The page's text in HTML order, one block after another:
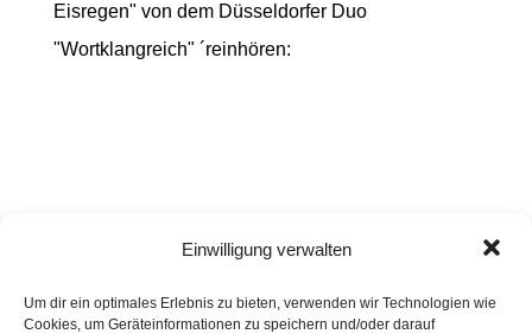
Einwilligung verwalten
Um dir ein optimales Erlebnis zu bieten, verwenden wir Technologien wie
Cookies, um Geräteinformationen zu speichern und/oder darauf
Eisregen" von dem Düsseldorfer Duo
"Wortklangreich" ´reinhören: